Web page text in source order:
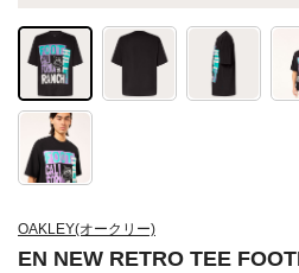
OAKLEY(オークリー)
EN NEW RETRO TEE